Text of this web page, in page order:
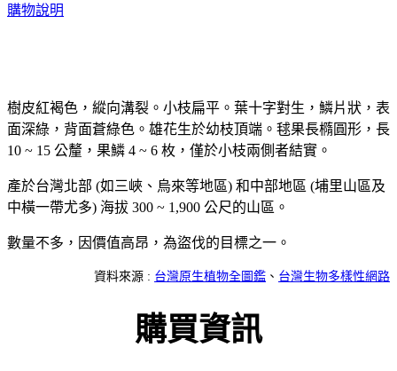
購物說明
樹皮紅褐色，縱向溝裂。小枝扁平。葉十字對生，鱗片狀，表
面深綠，背面蒼綠色。雄花生於幼枝頂端。毬果長橢圓形，長
10 ~ 15 公釐，果鱗 4 ~ 6 枚，僅於小枝兩側者結實。
產於台灣北部 (如三峽、烏來等地區) 和中部地區 (埔里山區及
中橫一帶尤多) 海拔 300 ~ 1,900 公尺的山區。
數量不多，因價值高昂，為盜伐的目標之一。
資料來源 : 台灣原生植物全圖鑑 、 台灣生物多樣性網路
購買資訊